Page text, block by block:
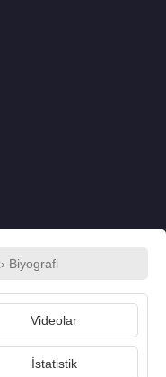
› Biyografi
Videolar
İstatistik